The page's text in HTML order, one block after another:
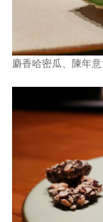
麝香哈密瓜、陳年